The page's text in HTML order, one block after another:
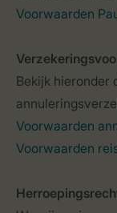
Voorwaarden
Bekijk hieronder
Voorwaarden
Voorwaarden